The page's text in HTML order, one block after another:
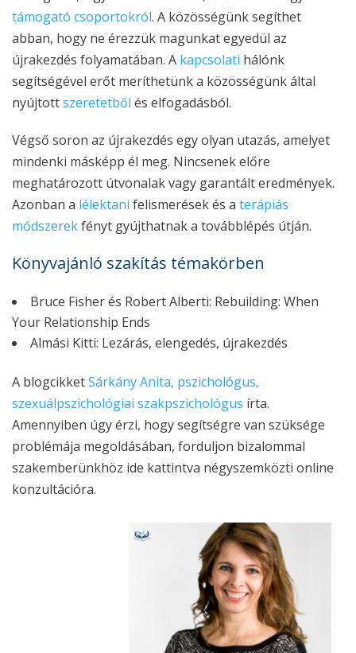
támogató csoportokról. A közösségünk segíthet
abban, hogy ne érezzük magunkat egyedül az
újrakezdés folyamatában. A kapcsolati hálónk
segítségével erőt meríthetünk a közösségünk által
nyújtottszeretetből és elfogadásból.
Végső soron az újrakezdés egy olyan utazás, amelyet
mindenki másképp él meg. Nincsenek előre
meghatározott útvonalak vagy garantált eredmények.
Azonban a lélektani felismerések és a terápiás
módszerekfényt gyújthatnak a továbblépés útján.
Könyvajánló szakítás témakörben
Bruce Fisher és Robert Alberti: Rebuilding: When
Your Relationship Ends
Almási Kitti: Lezárás, elengedés, újrakezdés
A blogcikketSárkány Anita, pszichológus,
szexuálpszichológiai szakpszichológus írta.
Amennyiben úgy érzi, hogy segítségre van szüksége
problémája megoldásában, forduljon bizalommal
szakemberünkhöz ide kattintva négyszemközti online
konzultációra.